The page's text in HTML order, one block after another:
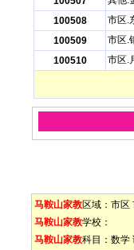
100508
市区.
100509
市区.
100510
市区.
马鞍山家教区域： 市区
马鞍山家教学校：
马鞍山家教科目： 数学